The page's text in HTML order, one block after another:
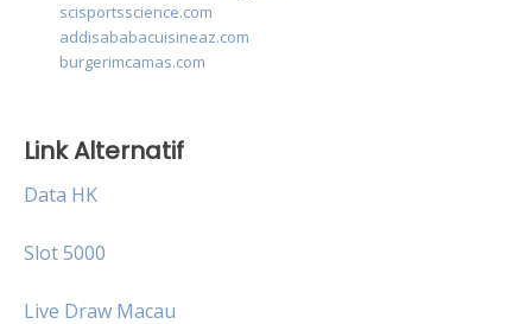
scisportsscience.com
addisababacuisineaz.com
burgerimcamas.com
Link Alternatif
Data HK
Slot 5000
Live Draw Macau